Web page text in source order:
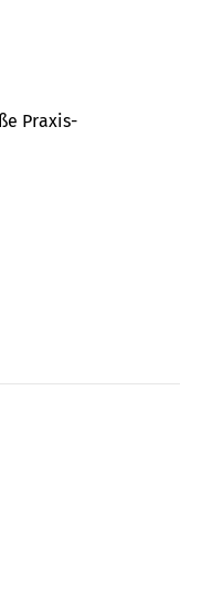
Praxis-